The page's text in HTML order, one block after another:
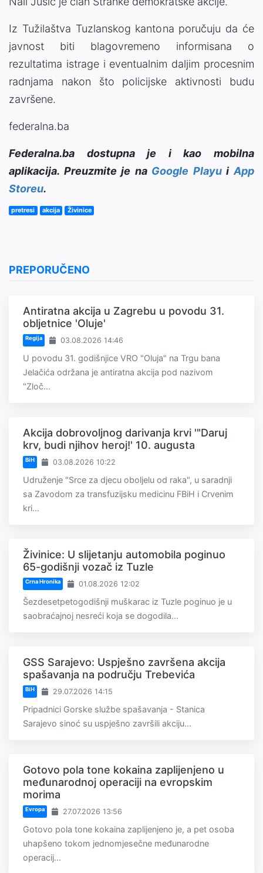
Iz Tužilaštva Tuzlanskog kantona poručuju da će
javnost biti blagovremeno informisana o
rezultatima istrage i eventualnim daljim procesnim
radnjama nakon što policijske aktivnosti budu
završene.
federalna.ba
Federalna.ba dostupna je i kao mobilna
aplikacija. Preuzmite je na Google PlayuiApp
Storeu.
pretresi akcija Živinice
PREPORUČENO
Antiratna akcija u Zagrebu u povodu 31.
obljetnice 'Oluje'
Regija 03.08.2026 14:46
U povodu 31. godišnjice VRO "Oluja" na Trgu bana
Jelačića održana je antiratna akcija pod nazivom
"Zloč...
Akcija dobrovoljnog darivanja krvi '"Daruj
krv, budi njihov heroj!' 10. augusta
BiH 03.08.2026 10:22
Udruženje "Srce za djecu oboljelu od raka", u saradnji
sa Zavodom za transfuzijsku medicinu FBiH i Crvenim
kri...
Živinice: U slijetanju automobila poginuo
65-godišnji vozač iz Tuzle
Crna Hronika 01.08.2026 12:02
Šezdesetpetogodišnji muškarac iz Tuzle poginuo je u
saobraćajnoj nesreći koja se dogodila...
GSS Sarajevo: Uspješno završena akcija
spašavanja na području Trebevića
BiH 29.07.2026 14:15
Pripadnici Gorske službe spašavanja - Stanica
Sarajevo sinoć su uspješno završili akciju...
Gotovo pola tone kokaina zaplijenjeno u
međunarodnoj operaciji na evropskim
morima
Evropa 27.07.2026 13:56
Gotovo pola tone kokaina zaplijenjeno je, a pet osoba
uhapšeno tokom jednomjesečne međunarodne
operacij...